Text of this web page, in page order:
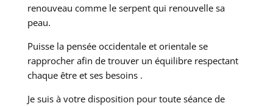
renouveau comme le serpent qui renouvelle sa
peau.
Puisse la pensée occidentale et orientale se
rapprocher afin de trouver un équilibre respectant
chaque être et ses besoins .
Je suis à votre disposition pour toute séance de